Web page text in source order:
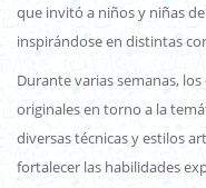
que invitó a niños y niñas
inspirándose en distintas
Durante varias semanas,
originales en torno a la
diversas técnicas y estilos
fortalecer las habilidades